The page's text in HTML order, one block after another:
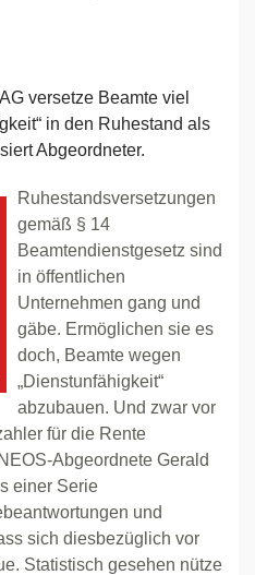
versetze Beamte viel
in den Ruhestand als
Abgeordneter.
Ruhestandsversetzungen
gemäß § 14
Beamtendienstgesetz sind
in öffentlichen
Unternehmen gang und
gäbe. Ermöglichen sie es
doch, Beamte wegen
„Dienstunfähigkeit“
abzubauen. Und zwar vor
für die Rente
Abgeordnete Gerald
einer Serie
und
sich diesbezüglich vor
Statistisch gesehen nütze